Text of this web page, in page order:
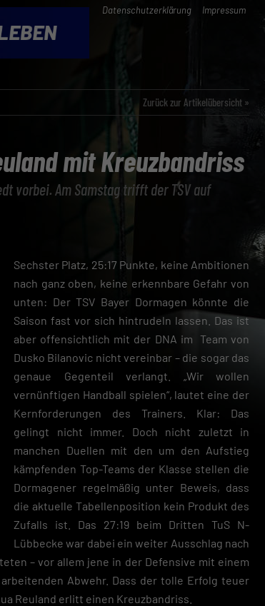
Datenschutzerklärung Impressum
Zurück zur Artikelübersicht »
mit Kreuzbandriss
vorbei. Am Samstag trifft der TSV auf
Sechster Platz, 25:17 Punkte, keine Ambitionen
nach ganz oben, keine erkennbare Gefahr von
unten: Der TSV Bayer Dormagen könnte die
Saison fast vor sich hintrudeln lassen. Das ist
aber offensichtlich mit der DNA im Team von
Dusko Bilanovic nicht vereinbar – die sogar das
genaue Gegenteil verlangt. „Wir wollen
vernünftigen Handball spielen“, lautet eine der
Kernforderungen des Trainers. Klar: Das
gelingt nicht immer. Doch nicht zuletzt in
manchen Duellen mit den um den Aufstieg
kämpfenden Top-Teams der Klasse stellen die
Dormagener regelmäßig unter Beweis, dass
die aktuelle Tabellenposition kein Produkt des
Zufalls ist. Das 27:19 beim Dritten TuS N-
Lübbecke war dabei ein weiter Ausschlag nach
– vor allem jene in der Defensive mit einem
Abwehr. Dass der tolle Erfolg teuer
Reuland erlitt einen Kreuzbandriss.